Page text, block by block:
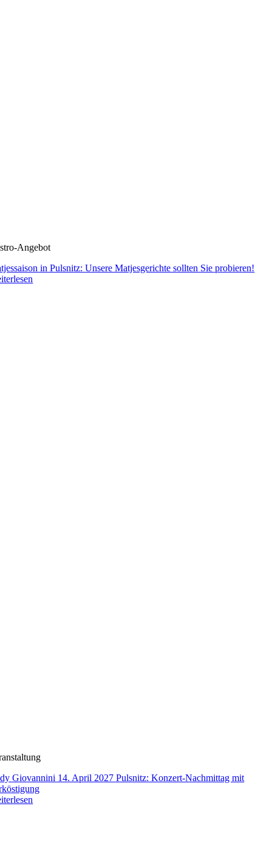
Angebot
in Pulsnitz: Unsere Matjesgerichte sollten Sie probieren!
Giovannini 14. April 2027 Pulsnitz: Konzert-Nachmittag mit